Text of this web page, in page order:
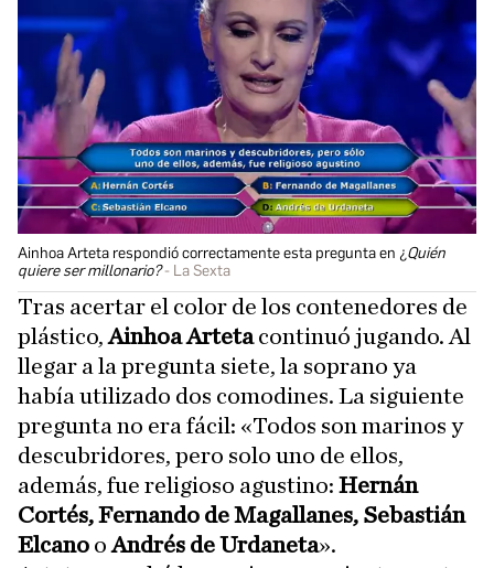
Ainhoa Arteta respondió correctamente esta pregunta en ¿Quién
quiere ser millonario?
La Sexta
Tras acertar el color de los contenedores de
plástico,Ainhoa Artetacontinuó jugando. Al
llegar a la pregunta siete, la soprano ya
había utilizado dos comodines. La siguiente
pregunta no era fácil: «Todos son marinos y
descubridores, pero solo uno de ellos,
además, fue religioso agustino: Hernán
Cortés, Fernando de Magallanes, Sebastián
Elcano oAndrés de Urdaneta».